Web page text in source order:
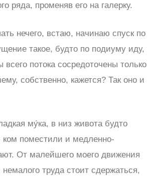
ряда, променяв его на галерку.
нечего, встаю, начинаю спуск по
такое, будто по подиуму иду,
всего потока сосредоточены только
собственно, кажется? Так оно и
му́ка, в низ живота будто
ком поместили и медленно-
От малейшего моего движения
немалого труда стоит сдержаться,